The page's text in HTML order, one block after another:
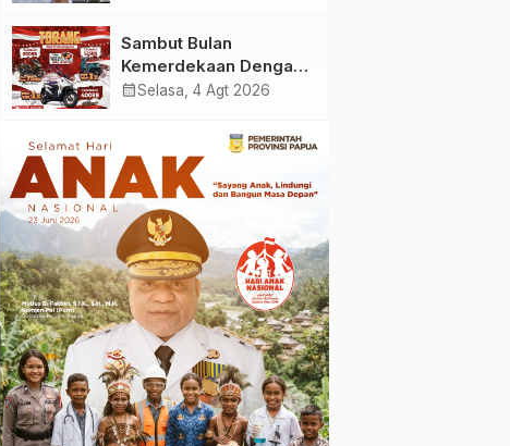
Sambut Bulan
Kemerdekaan Dengan
Promo ‘TORANG’ dari
calendar_monthSelasa, 4 Agt 2026